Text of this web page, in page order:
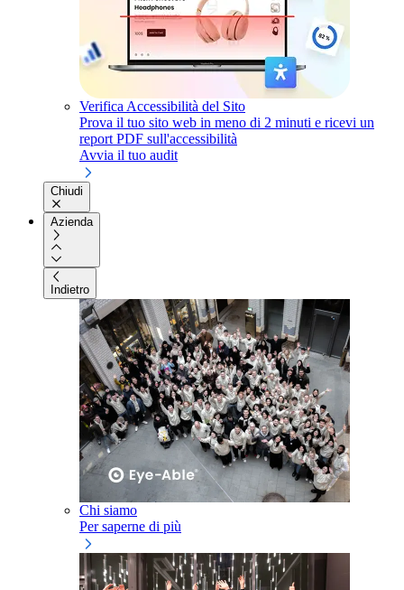
Verifica Accessibilità del Sito
Prova il tuo sito web in meno di 2 minuti e ricevi un
report PDF sull'accessibilità
Avvia il tuo audit
Chiudi
Azienda
Indietro
Chi siamo
Per saperne di più